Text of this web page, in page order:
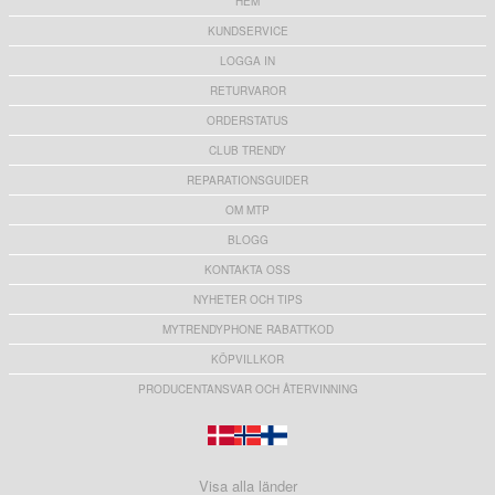
KUNDSERVICE
LOGGA IN
RETURVAROR
ORDERSTATUS
CLUB TRENDY
REPARATIONSGUIDER
OM MTP
BLOGG
KONTAKTA OSS
NYHETER OCH TIPS
MYTRENDYPHONE RABATTKOD
KÖPVILLKOR
PRODUCENTANSVAR OCH ÅTERVINNING
Visa alla länder